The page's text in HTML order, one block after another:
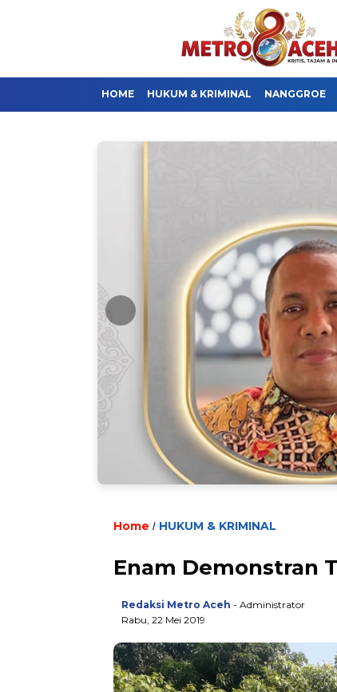
HOME HUKUM & KRIMINAL NANGGROE
Home / HUKUM & KRIMINAL
Enam Demonstran
Redaksi Metro Aceh - Administrator
Rabu, 22 Mei 2019